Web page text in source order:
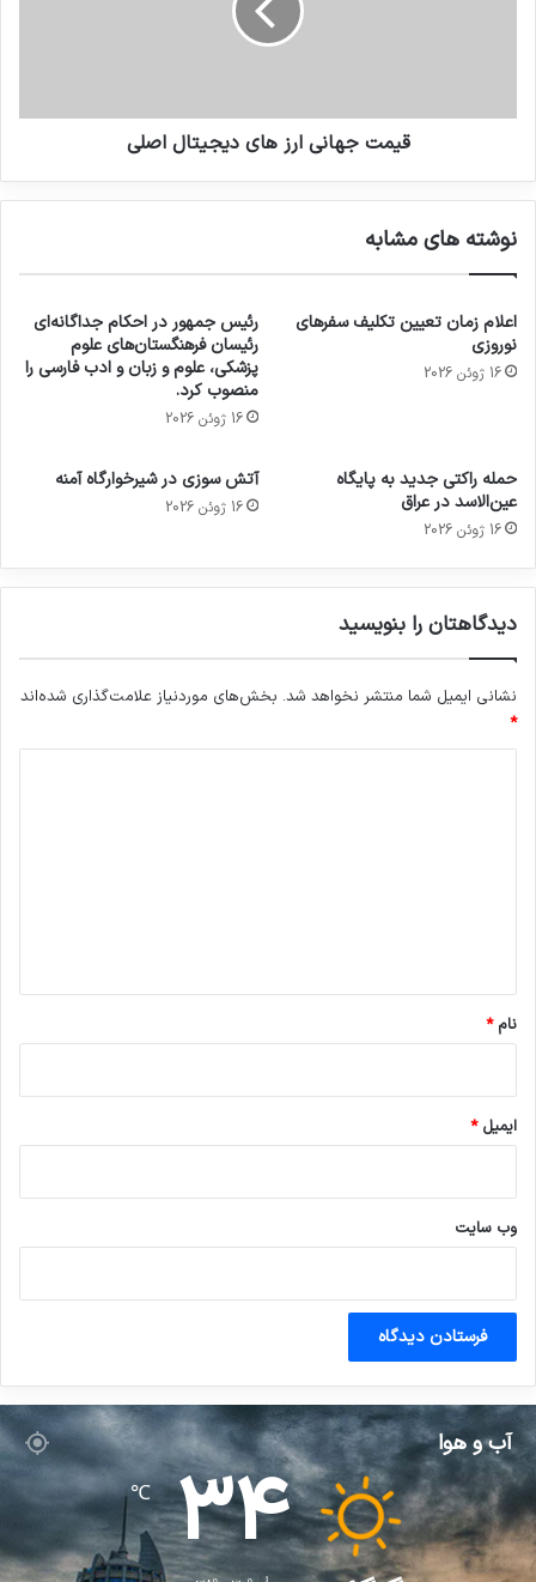
قیمت جهانی ارز های دیجیتال اصلی
نوشته های مشابه
اعلام زمان تعیین تکلیف سفرهای
نوروزی
16 ژوئن 2026
رئیس جمهور در احکام جداگانه‌ای
رئیسان فرهنگستان‌های علوم
پزشکی، علوم و زبان و ادب فارسی را
منصوب کرد.
16 ژوئن 2026
حمله راکتی جدید به پایگاه
عین‌الاسد در عراق
16 ژوئن 2026
آتش سوزی در شیرخوارگاه آمنه
16 ژوئن 2026
دیدگاهتان را بنویسید
نشانی ایمیل شما منتشر نخواهد شد. بخش‌های موردنیاز علامت‌گذاری شده‌اند
*
نام*
ایمیل*
وب‌ سایت
آب و هوا
34
℃